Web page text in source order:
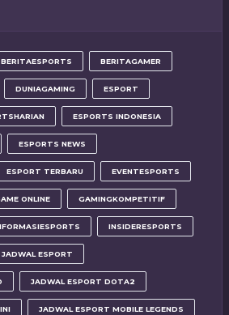
BERITAESPORTS BERITAGAMER
DUNIAGAMING ESPORT
ESPORTS INDONESIA
ESPORTS NEWS
ESPORT TERBARU EVENTESPORTS
ONLINE GAMINGKOMPETITIF
INSIDERESPORTS
JADWAL ESPORT
JADWAL ESPORT DOTA2
JADWAL ESPORT MOBILE LEGENDS